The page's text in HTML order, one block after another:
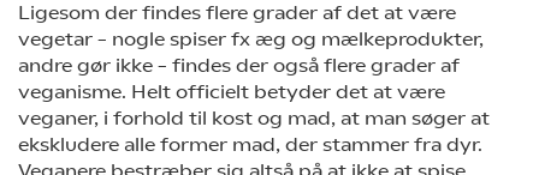
Ligesom der findes flere grader af det at være
vegetar – nogle spiser fx æg og mælkeprodukter,
andre gør ikke – findes der også flere grader af
veganisme. Helt officielt betyder det at være
veganer, i forhold til kost og mad, at man søger at
ekskludere alle former mad, der stammer fra dyr.